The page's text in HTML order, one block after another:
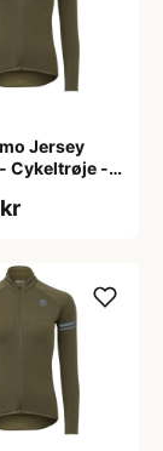
Jersey
Cykeltrøje -